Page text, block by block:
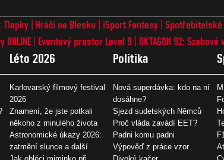
Tlapky Hráči na Blesku iSport Fantasy
Eventový prostor Level 9 OKTAGON 92:
Léto 2026
Karlovarský filmový festival
2026
Znamení, že jste potkali
někoho z minulého života
Astronomické úkazy 2026:
zatmění slunce a další
Politika
Nová superdávka: kdo na ní
dosáhne?
Sjezd sudetských Němců
Proč vláda zavádí EET?
Padni komu padni
Výpověď z práce vzor